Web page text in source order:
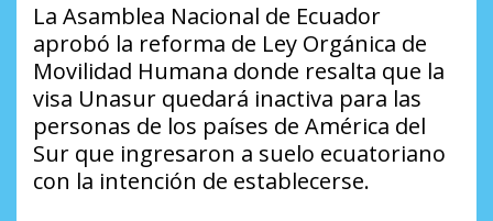
La Asamblea Nacional de Ecuador
aprobó la reforma de Ley Orgánica de
Movilidad Humana donde resalta que la
visa Unasur quedará inactiva para las
personas de los países de América del
Sur que ingresaron a suelo ecuatoriano
con la intención de establecerse.